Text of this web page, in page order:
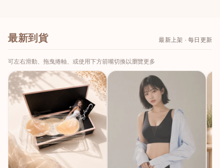
最新到貨 最新上架 · 每日更新
可左右滑動、拖曳捲軸、或使用下方箭嘴切換以瀏覽更多